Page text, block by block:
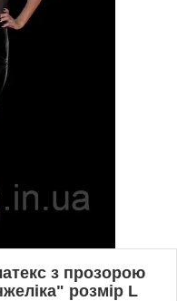
з прозорою
розмір L